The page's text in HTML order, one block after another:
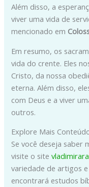
Além disso, a
viver uma vida de
mencionado em
Em resumo, os
vida do crente. Eles
Cristo, da nossa
eterna. Além disso,
com Deus e a viver
outros.
Explore Mais
Se você deseja saber
visite o site
variedade de artigos
encontrará estudos